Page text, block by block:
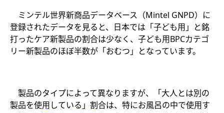
ミンテル世界新商品データベース（Mintel GNPD）に
登録されたデータを見ると、日本では「子ども用」と銘
打ったケア新製品の割合は少なく、子ども用BPCカテゴ
リー新製品のほぼ半数が「おむつ」となっています。
製品のタイプによって異なりますが、「大人とは別の
製品を使用している」割合は、特にお風呂の中で使用す